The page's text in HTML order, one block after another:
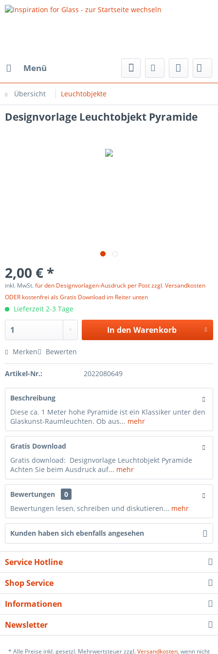
Menü
Übersicht Leuchtobjekte
Designvorlage Leuchtobjekt Pyramide
2,00 € *
inkl. MwSt.für den Designvorlagen-Ausdruck per Post zzgl. Versandkosten
ODER kostenfrei als Gratis Download im Reiter unten
Lieferzeit 2-3 Tage
In den Warenkorb
Merken Bewerten
Artikel-Nr.: 2022080649
Beschreibung
Diese ca. 1 Meter hohe Pyramide ist ein Klassiker unter den
Glaskunst-Raumleuchten. Ob aus... mehr
Gratis Download
Gratis download: Designvorlage Leuchtobjekt Pyramide
Achten Sie beim Ausdruck auf... mehr
Bewertungen
0
Bewertungen lesen, schreiben und diskutieren... mehr
Kunden haben sich ebenfalls angesehen
Service Hotline
Shop Service
Informationen
Newsletter
* Alle Preise inkl. gesetzl. Mehrwertsteuer zzgl.Versandkosten, wenn nicht